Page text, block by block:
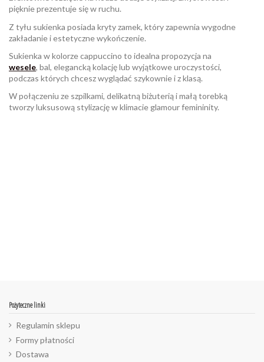
pięknie prezentuje się w ruchu.
Z tyłu sukienka posiada kryty zamek, który zapewnia wygodne
zakładanie i estetyczne wykończenie.
Sukienka w kolorze cappuccino to idealna propozycja na
wesele, bal, elegancką kolację lub wyjątkowe uroczystości,
podczas których chcesz wyglądać szykownie i z klasą.
W połączeniu ze szpilkami, delikatną biżuterią i małą torebką
tworzy luksusową stylizację w klimacie glamour femininity.
Pożyteczne linki
Regulamin sklepu
Formy płatności
Dostawa